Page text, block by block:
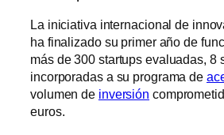
La iniciativa internacional de
ha finalizado su primer año de
más de 300 startups evaluadas, 8
incorporadas a su programa de
volumen de inversión
euros.